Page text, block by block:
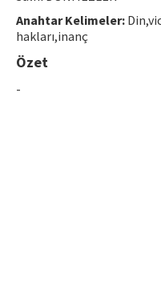
Yayın Politikaları
Yazım Kuralları
Anahtar Kelimeler:
hakları,inanç
Özet
-